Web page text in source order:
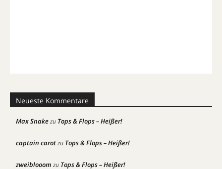
Neueste Kommentare
Max Snakezu Tops & Flops – Heißer!
captain carotzu Tops & Flops – Heißer!
zweiblooom zu Tops & Flops – Heißer!